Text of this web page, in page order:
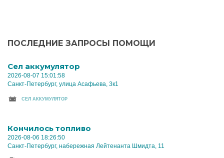
ПОСЛЕДНИЕ ЗАПРОСЫ ПОМОЩИ
Cел аккумулятор
2026-08-07 15:01:58
Санкт-Петербург, улица Асафьева, 3к1
CЕЛ АККУМУЛЯТОР
Кончилось топливо
2026-08-06 18:26:50
Санкт-Петербург, набережная Лейтенанта Шмидта, 11